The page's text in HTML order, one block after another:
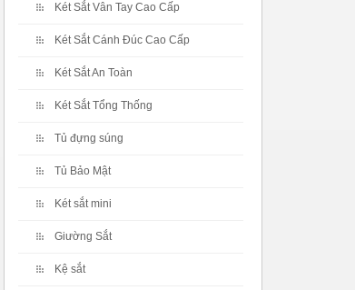
Két Sắt Vân Tay Cao Cấp
Két Sắt Cánh Đúc Cao Cấp
Két Sắt An Toàn
Két Sắt Tổng Thống
Tủ đựng súng
Tủ Bảo Mật
Két sắt mini
Giường Sắt
Kệ sắt